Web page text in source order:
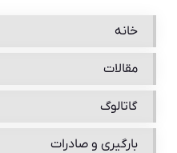
خانه
مقالات
گاتالوگ
بارگیری و صادرات